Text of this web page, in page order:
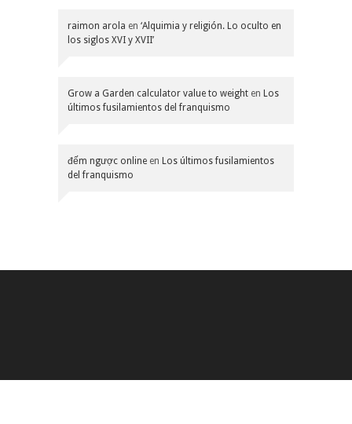
raimon arola en ‘Alquimia y religión. Lo oculto en
los siglos XVI y XVII’
Grow a Garden calculator value to weight en Los
últimos fusilamientos del franquismo
đếm ngược online en Los últimos fusilamientos
del franquismo